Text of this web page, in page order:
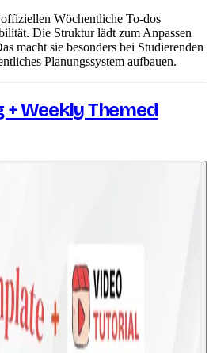
Wöchentliche To-dos
Die Struktur lädt zum Anpassen
macht sie besonders bei Studierenden
Planungssystem aufbauen.
Weekly Themed